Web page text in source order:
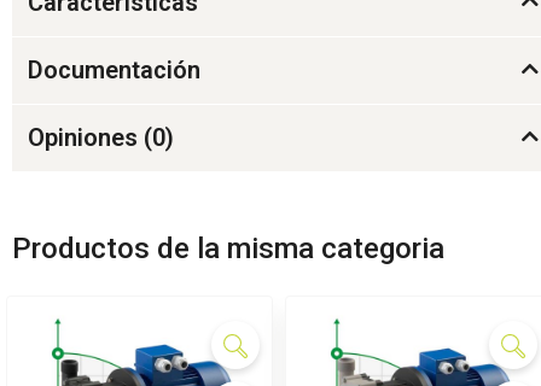
Documentación
Opiniones (0)
Productos de la misma categoria